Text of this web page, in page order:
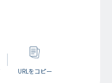
URLをコピー